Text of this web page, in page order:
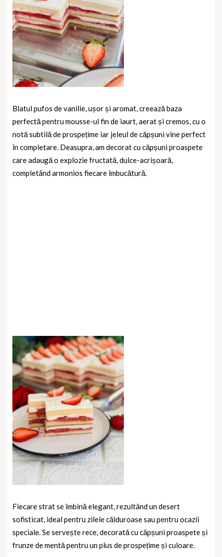
Blatul pufos de vanilie, ușor și aromat, creează baza
perfectă pentru mousse-ul fin de iaurt, aerat și cremos, cu o
notă subtilă de prospețime iar jeleul de căpșuni vine perfect
în completare. Deasupra, am decorat cu căpșuni proaspete
care adaugă o explozie fructată, dulce-acrișoară,
completând armonios fiecare îmbucătură.
Fiecare strat se îmbină elegant, rezultând un desert
sofisticat, ideal pentru zilele călduroase sau pentru ocazii
speciale. Se servește rece, decorată cu căpșuni proaspete și
frunze de mentă pentru un plus de prospețime și culoare.